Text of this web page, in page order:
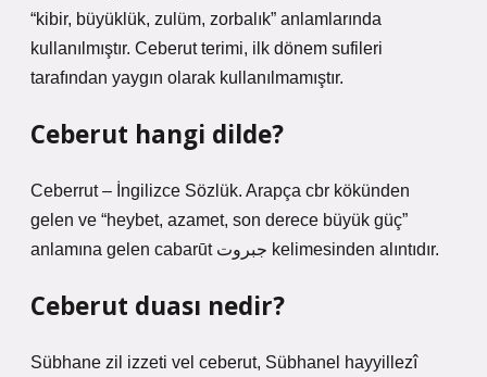
“kibir, büyüklük, zulüm, zorbalık” anlamlarında
kullanılmıştır. Ceberut terimi, ilk dönem sufileri
tarafından yaygın olarak kullanılmamıştır.
Ceberut hangi dilde?
Ceberrut – İngilizce Sözlük. Arapça cbr kökünden
gelen ve “heybet, azamet, son derece büyük güç”
anlamına gelen cabarūt جبروت kelimesinden alıntıdır.
Ceberut duası nedir?
Sübhane zil izzeti vel ceberut, Sübhanel hayyillezî